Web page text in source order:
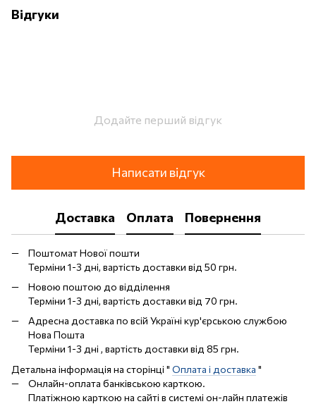
Відгуки
Додайте перший відгук
Написати відгук
Доставка Оплата Повернення
Поштомат Нової пошти
Терміни 1-3 дні, вартість доставки від 50 грн.
Новою поштою до відділення
Терміни 1-3 дні, вартість доставки від 70 грн.
Адресна доставка по всій Україні кур'єрською службою
Нова Пошта
Терміни 1-3 дні , вартість доставки від 85 грн.
Детальна інформація на сторінці " Оплата і доставка "
Онлайн-оплата банківською карткою.
Платіжною карткою на сайті в системі он-лайн платежів